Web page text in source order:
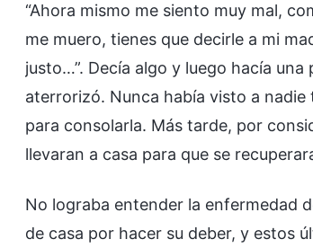
“Ahora mismo me siento muy mal,
me muero, tienes que decirle a mi
justo…”. Decía algo y luego hacía
aterrorizó. Nunca había visto a
para consolarla. Más tarde, por
llevaran a casa para que se
No lograba entender la enfermedad
de casa por hacer su deber, y estos